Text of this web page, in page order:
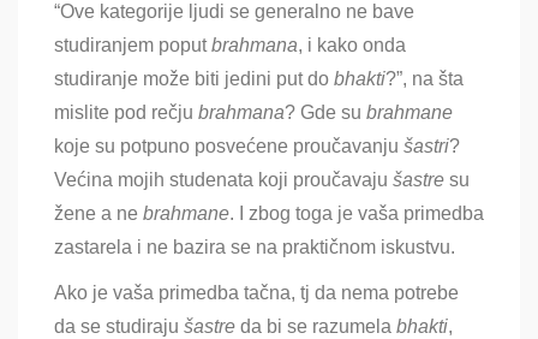
“Ove kategorije ljudi se generalno ne bave
studiranjem poput brahmana, i kako onda
studiranje može biti jedini put do bhakti?”, na šta
mislite pod rečju brahmana? Gde su brahmane
koje su potpuno posvećene proučavanju šastri?
Većina mojih studenata koji proučavaju šastre su
žene a ne brahmane. I zbog toga je vaša primedba
zastarela i ne bazira se na praktičnom iskustvu.
Ako je vaša primedba tačna, tj da nema potrebe
da se studiraju šastre da bi se razumela bhakti,